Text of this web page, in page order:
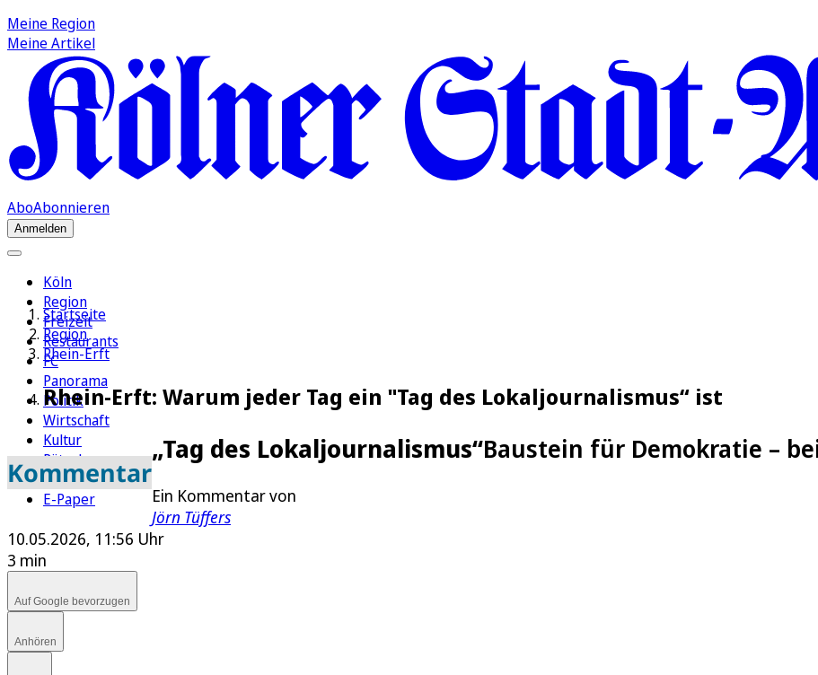
Meine Region
Meine Artikel
AboAbonnieren
Anmelden
Köln
Region
Freizeit
Restaurants
FC
Panorama
Politik
Wirtschaft
Kultur
Rätsel
Newsletter
E-Paper
Startseite
Region
Rhein-Erft
Rhein-Erft: Warum jeder Tag ein "Tag des Lokaljournalismus“ ist
Kommentar
„Tag des Lokaljournalismus“Baustein für Demokratie –
Ein Kommentar von
Jörn Tüffers
10.05.2026, 11:56 Uhr
3 min
Auf Google bevorzugen
Anhören